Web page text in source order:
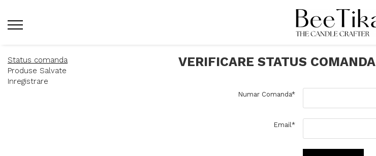
Status comanda
Produse Salvate
Inregistrare
VERIFICARE STATUS COMANDA
Numar Comanda*
Email*